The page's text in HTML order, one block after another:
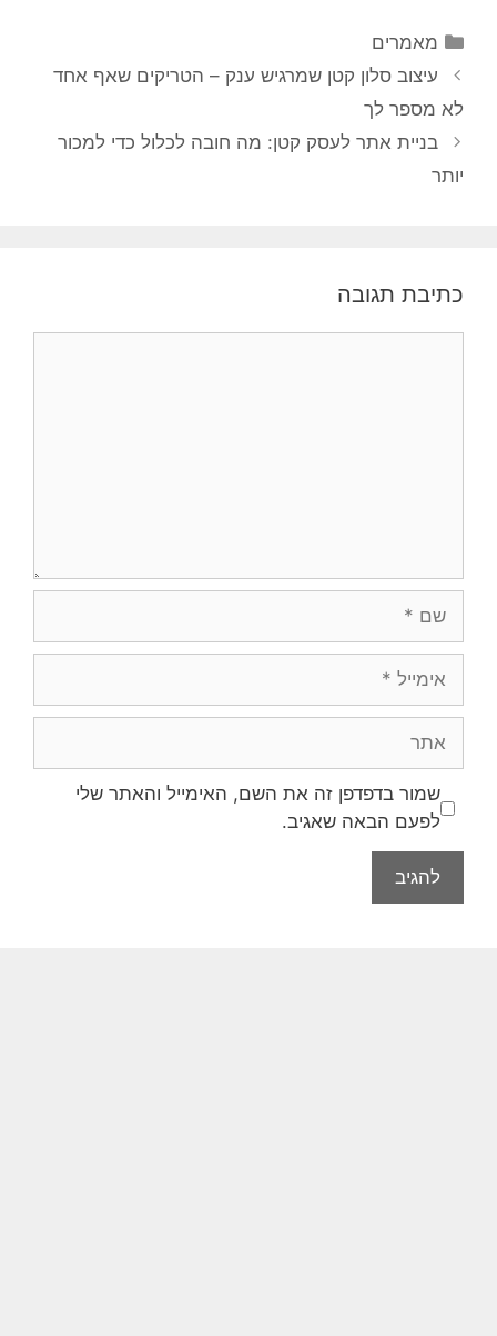
מאמרים
עיצוב סלון קטן שמרגיש ענק – הטריקים שאף אחד
לא מספר לך
בניית אתר לעסק קטן: מה חובה לכלול כדי למכור
יותר
כתיבת תגובה
שמור בדפדפן זה את השם, האימייל והאתר שלי
לפעם הבאה שאגיב.